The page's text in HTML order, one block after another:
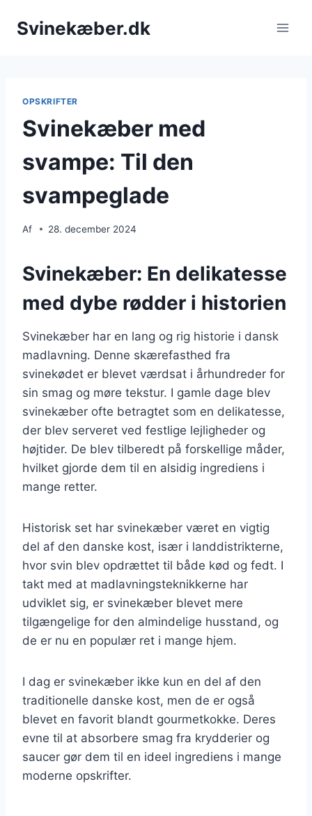
Svinekæber.dk
OPSKRIFTER
Svinekæber med
svampe: Til den
svampeglade
Af 28. december 2024
Svinekæber: En delikatesse
med dybe rødder i historien
Svinekæber har en lang og rig historie i dansk
madlavning. Denne skærefasthed fra
svinekødet er blevet værdsat i århundreder for
sin smag og møre tekstur. I gamle dage blev
svinekæber ofte betragtet som en delikatesse,
der blev serveret ved festlige lejligheder og
højtider. De blev tilberedt på forskellige måder,
hvilket gjorde dem til en alsidig ingrediens i
mange retter.
Historisk set har svinekæber været en vigtig
del af den danske kost, især i landdistrikterne,
hvor svin blev opdrættet til både kød og fedt. I
takt med at madlavningsteknikkerne har
udviklet sig, er svinekæber blevet mere
tilgængelige for den almindelige husstand, og
de er nu en populær ret i mange hjem.
I dag er svinekæber ikke kun en del af den
traditionelle danske kost, men de er også
blevet en favorit blandt gourmetkokke. Deres
evne til at absorbere smag fra krydderier og
saucer gør dem til en ideel ingrediens i mange
moderne opskrifter.